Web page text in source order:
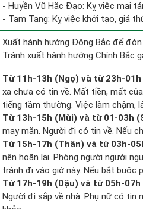
- Huyền Vũ Hắc Đạo: Kỵ việc mai
- Tam Tang: Kỵ việc khởi tạo, giá
Xuất hành hướng Đông Bắc để
Tránh xuất hành hướng Chính Bắc
Từ 11h-13h (Ngọ) và từ 23h-01h
xa chưa có tin về. Mất tiền, mất
tiếng tầm thường. Việc làm chậm,
Từ 13h-15h (Mùi) và từ 01-03h
may mắn. Người đi có tin về. Nếu
Từ 15h-17h (Thân) và từ 03h-
nên hoãn lại. Phòng người người
tránh đi vào giờ này. Nếu bắt buộc
Từ 17h-19h (Dậu) và từ 05h-07h
Người đi sắp về nhà. Phụ nữ có tin